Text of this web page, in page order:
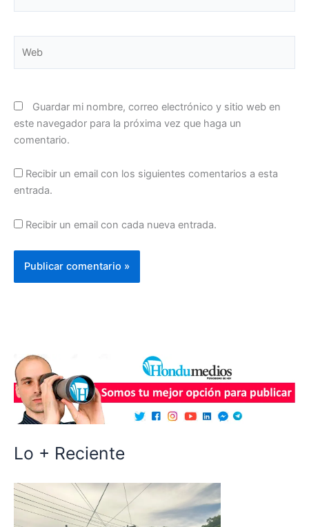
Guardar mi nombre, correo electrónico y sitio web en
este navegador para la próxima vez que haga un
comentario.
Recibir un email con los siguientes comentarios a esta
entrada.
Recibir un email con cada nueva entrada.
Lo + Reciente